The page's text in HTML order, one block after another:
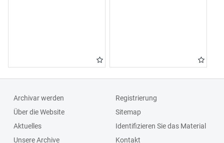
Archivar werden
Über die Website
Aktuelles
Unsere Archive
Registrierung
Sitemap
Identifizieren Sie das Material
Kontakt